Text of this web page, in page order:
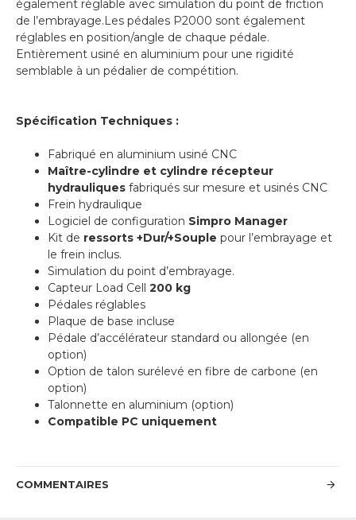
également réglable avec simulation du point de friction
de l’embrayage.Les pédales P2000 sont également
réglables en position/angle de chaque pédale.
Entièrement usiné en aluminium pour une rigidité
semblable à un pédalier de compétition.
Spécification Techniques :
Fabriqué en aluminium usiné CNC
Maître-cylindre et cylindre récepteur
hydrauliques fabriqués sur mesure et usinés CNC
Frein hydraulique
Logiciel de configuration Simpro Manager
Kit de ressorts +Dur/+Souple pour l’embrayage et
le frein inclus.
Simulation du point d’embrayage.
Capteur Load Cell 200 kg
Pédales réglables
Plaque de base incluse
Pédale d’accélérateur standard ou allongée (en
option)
Option de talon surélevé en fibre de carbone (en
option)
Talonnette en aluminium (option)
Compatible PC uniquement
COMMENTAIRES